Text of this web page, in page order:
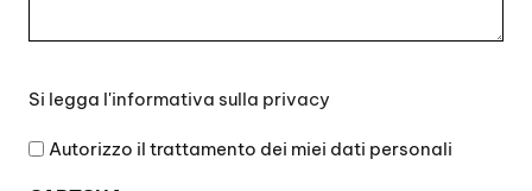
legga
l'informativa
Si legga l'informativa sulla privacy
Autorizzo il trattamento dei miei dati personali